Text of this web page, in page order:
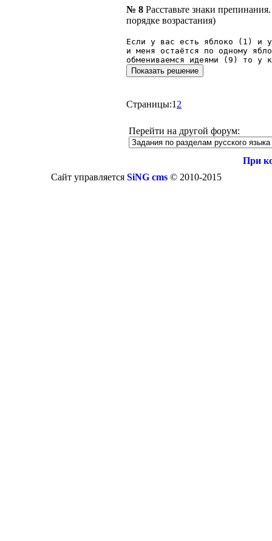
№ 8 Расставьте знаки
порядке возрастания)
Если у вас есть яблоко (1) и
и меня остаётся по одному
обмениваемся идеями (9) то у
Страницы:1 2
Перейти на другой форум:
При
Сайт управляется SiNG cms© 2010-2015